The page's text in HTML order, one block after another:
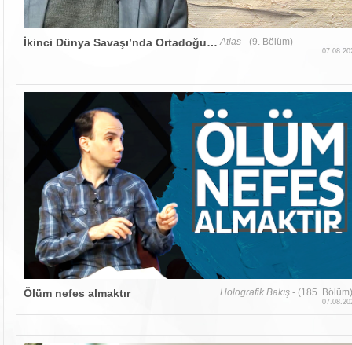
İkinci Dünya Savaşı’nda Ortadoğu ve Kuzey Afrika Atlas - (9. Bölüm)
Ölüm nefes almaktır Holografik Bakış - (185.